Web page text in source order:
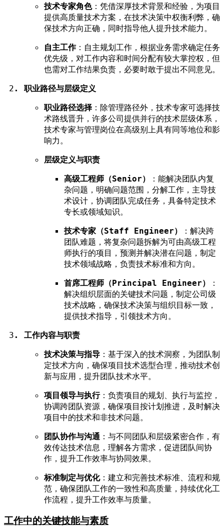
技术专家角色：凭借深厚技术背景和经验，为项目
提供高质量技术方案，在技术决策中权衡利弊，确
保技术方向正确，同时指导他人提升技术能力。
自主工作：自主规划工作，根据业务需求确定任务
优先级，对工作内容和时间分配有较大掌控权，但
也需对工作结果负责，必要时敢于提出不同意见。
职业路径与层级定义
职业路径选择 ：除管理路径外，技术专家可选择技
术路线晋升，许多公司提供并行的技术层级体系，
技术专家与管理岗位在高级别上具有同等地位和影
响力。
层级定义与职责
高级工程师（Senior）
：能解决团队内复
杂问题，明确问题范围，分解工作，主导技
术设计，协调团队完成任务，具备特定技术
专长或领域知识。
技术专家（Staff Engineer）
：解决跨
团队难题，将复杂问题拆解为可由高级工程
师执行的项目，预测并解决潜在问题，制定
技术领域战略，负责技术标准和方向。
首席工程师（Principal Engineer）
：
解决组织层面的关键技术问题，制定公司级
技术战略，确保技术决策与组织目标一致，
提供技术指导，引领技术方向。
工作内容与职责
技术决策与指导 ：基于深入的技术洞察，为团队制
定技术方向，确保项目技术选型合理，推动技术创
新与应用，提升团队技术水平。
项目领导与执行：负责项目的规划、执行与监控，
协调跨团队资源，确保项目按计划推进，及时解决
项目中的技术和非技术问题。
团队协作与沟通 ：与不同团队和层级紧密合作，有
效传达技术信息，理解各方需求，促进团队间协
作，提升工作效率与协同效果。
标准制定与优化：建立和完善技术标准、流程和规
范，确保团队工作的一致性和高质量，持续优化工
作流程，提升工作效率与质量。
工作中的关键技能与素质